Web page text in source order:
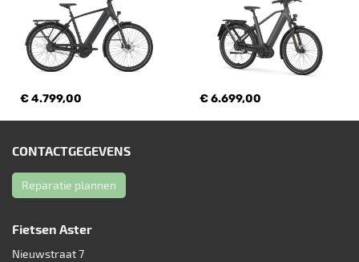
€ 4.799,00 € 6.699,00
CONTACTGEGEVENS
Reparatie plannen
Fietsen Aster
Nieuwstraat 7